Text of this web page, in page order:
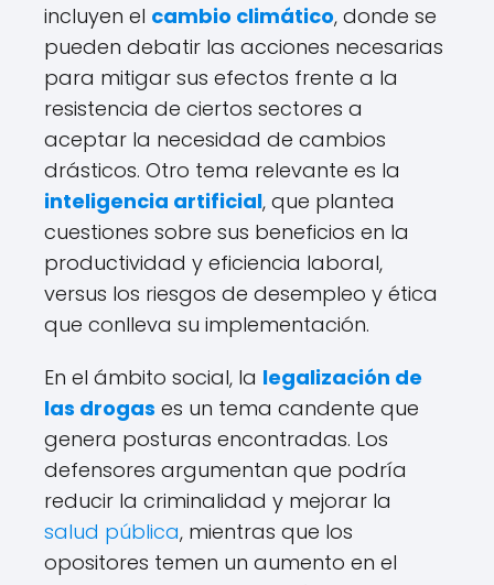
incluyen el cambio climático, donde se
pueden debatir las acciones necesarias
para mitigar sus efectos frente a la
resistencia de ciertos sectores a
aceptar la necesidad de cambios
drásticos. Otro tema relevante es la
inteligencia artificial, que plantea
cuestiones sobre sus beneficios en la
productividad y eficiencia laboral,
versus los riesgos de desempleo y ética
que conlleva su implementación.
En el ámbito social, la legalización de
las drogas es un tema candente que
genera posturas encontradas. Los
defensores argumentan que podría
reducir la criminalidad y mejorar la
salud pública, mientras que los
opositores temen un aumento en el